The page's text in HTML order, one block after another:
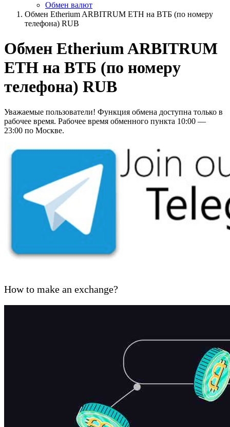
Обмен валют
Обмен Etherium ARBITRUM ETH на ВТБ (по номеру
телефона) RUB
Обмен Etherium ARBITRUM
ETH на ВТБ (по номеру
телефона) RUB
Уважаемые пользователи! Функция обмена доступна только в
рабочее время. Рабочее время обменного пункта 10:00 —
23:00 по Москве.
How to make an exchange?